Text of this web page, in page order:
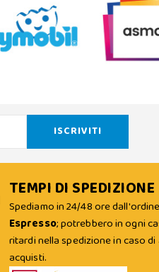
TEMPI DI SPEDIZIONE
Spediamo in 24/48 ore
Espresso; potrebbero in ogni
ritardi nella spedizione in caso
acquisti.